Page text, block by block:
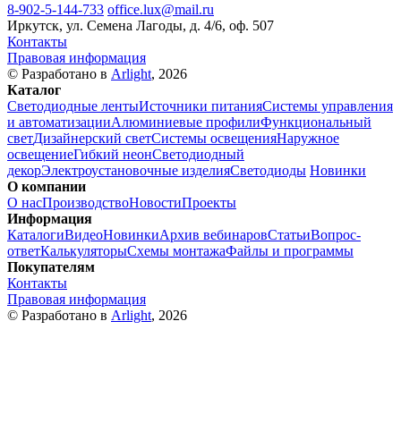
8-902-5-144-733 office.lux@mail.ru
Иркутск, ул. Семена Лагоды, д. 4/6, оф. 507
Контакты
Правовая информация
© Разработано в Arlight, 2026
Каталог
Светодиодные лентыИсточники питанияСистемы управления
и автоматизацииАлюминиевые профилиФункциональный
светДизайнерский светСистемы освещенияНаружное
освещениеГибкий неонСветодиодный
декорЭлектроустановочные изделияСветодиоды Новинки
О компании
О насПроизводствоНовостиПроекты
Информация
КаталогиВидеоНовинкиАрхив вебинаровСтатьиВопрос-
ответКалькуляторыСхемы монтажаФайлы и программы
Покупателям
Контакты
Правовая информация
© Разработано в Arlight, 2026